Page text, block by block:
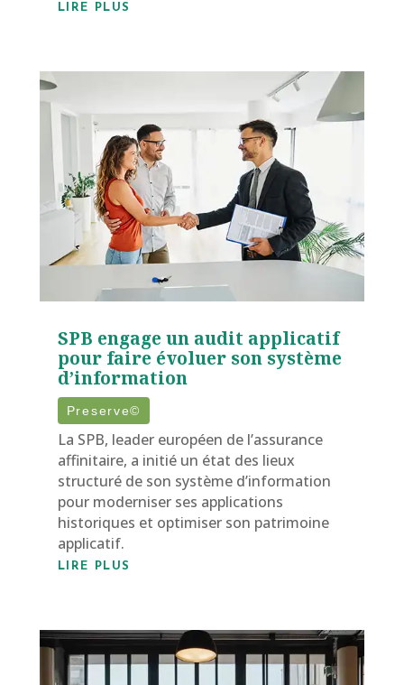
LIRE PLUS
SPB engage un audit applicatif
pour faire évoluer son système
d’information
Preserve©
La SPB, leader européen de l’assurance
affinitaire, a initié un état des lieux
structuré de son système d’information
pour moderniser ses applications
historiques et optimiser son patrimoine
applicatif.
LIRE PLUS